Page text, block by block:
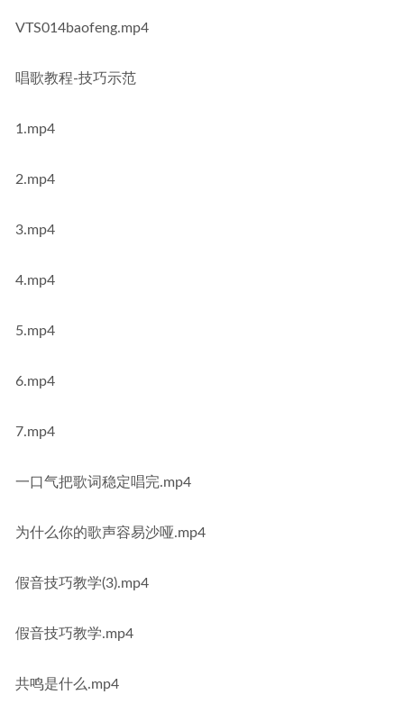
VTS014baofeng.mp4
唱歌教程-技巧示范
1.mp4
2.mp4
3.mp4
4.mp4
5.mp4
6.mp4
7.mp4
一口气把歌词稳定唱完.mp4
为什么你的歌声容易沙哑.mp4
假音技巧教学(3).mp4
假音技巧教学.mp4
共鸣是什么.mp4